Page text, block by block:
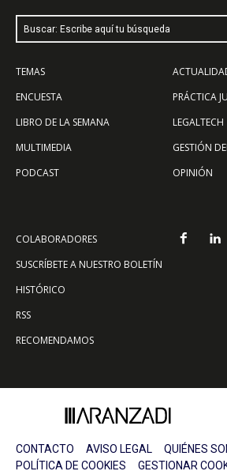
Buscar: Escribe aquí tu búsqueda
TEMAS
ENCUESTA
LIBRO DE LA SEMANA
MULTIMEDIA
PODCAST
PRÁCTICA
LEGALTECH
GESTIÓN
OPINIÓN
COLABORADORES
SUSCRÍBETE A NUESTRO BOLETÍN
HISTÓRICO
RSS
RECOMENDAMOS
CONTACTO AVISO LEGAL QUIÉNES
POLÍTICA DE COOKIES
GESTIONAR